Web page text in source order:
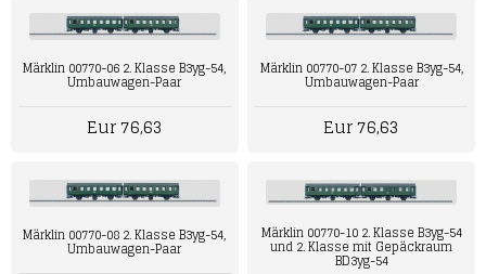
Märklin 00770-06 2. Klasse B3yg-54,
Umbauwagen-Paar
Eur 76,63
Märklin 00770-07 2. Klasse B3yg-54,
Umbauwagen-Paar
Eur 76,63
Märklin 00770-08 2. Klasse B3yg-54,
Umbauwagen-Paar
Märklin 00770-10 2. Klasse B3yg-54
und 2. Klasse mit Gepäckraum
BD3yg-54